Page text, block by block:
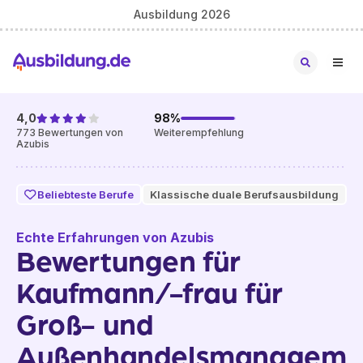
Ausbildung 2026
Beliebteste Berufe Klassische duale Berufsausbildung
4,0
773 Bewertungen von
Azubis
98%
Weiterempfehlung
Echte Erfahrungen von Azubis
Bewertungen für
Kaufmann/-frau für
Groß- und
Außenhandelsmanagem